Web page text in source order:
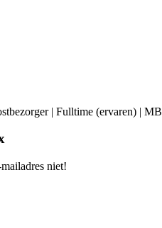
| Fulltime (ervaren) |
niet!